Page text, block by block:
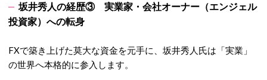
坂井秀人の経歴③ 実業家・会社オーナー（エンジェル
投資家）への転身
FXで築き上げた莫大な資金を元手に、坂井秀人氏は「実業」
の世界へ本格的に参入します。